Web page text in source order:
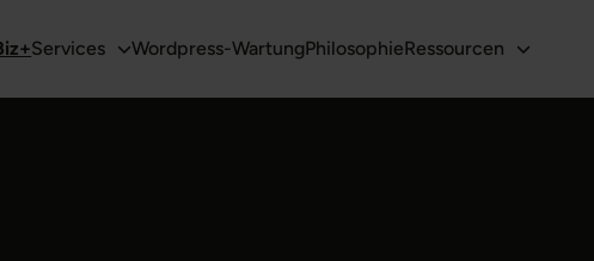
Services Wordpress-WartungPhilosophieRessourcen